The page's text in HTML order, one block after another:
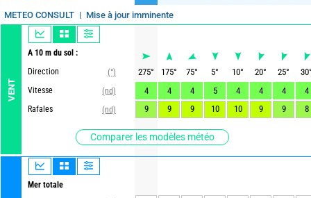
METEO CONSULT Run : 5/08 15Z
Mise à jour imminente
VENT
A 10 m du sol :
Direction
(°)
Vitesse
(nd)
Rafales
(nd)
Comparer les modèles météo
Mer totale
275° 175° 75° 5° 10° 20° 25° 30
4
4 4 5 4 4 4
4
9
9 9 10 10 9 9 8